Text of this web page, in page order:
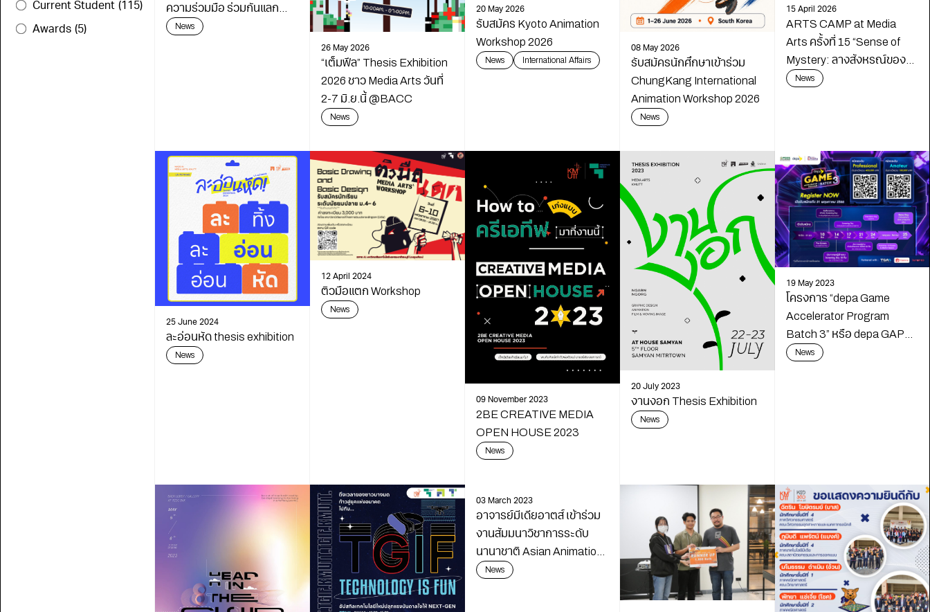
Current Student (115)
Awards (5)
ความร่วมมือ ร่วมกันแลก
เปลี่ยนเรียนรู้เดินหน้า
News
26 May 2026
“เต็มฟีล” Thesis Exhibition
2026 ชาว Media Arts วันที่
2-7 มิ.ย.นี้ @BACC
News
20 May 2026
รับสมัคร Kyoto Animation
Workshop 2026
News International Affairs
08 May 2026
รับสมัครนักศึกษาเข้าร่วม
ChungKang International
Animation Workshop 2026
News
15 April 2026
ARTS CAMP at Media
Arts ครั้งที่ 15 “Sense of
Mystery: ลางสังหรณ์ของ
นักสืบ”
News
25 June 2024
ละอ่อนหัด thesis exhibition
News
12 April 2024
ติวมือแตก Workshop
News
09 November 2023
2BE CREATIVE MEDIA
OPEN HOUSE 2023
News
20 July 2023
งานงอก Thesis Exhibition
News
19 May 2023
โครงการ “depa Game
Accelerator Program
Batch 3” หรือ depa GAP
Batch 3 สมัครได้แล้ววันนี้ –
News
03 March 2023
อาจารย์มีเดียอาตส์ เข้าร่วม
งานสัมมนาวิชาการระดับ
นานาชาติ Asian Animation
Education Network
News